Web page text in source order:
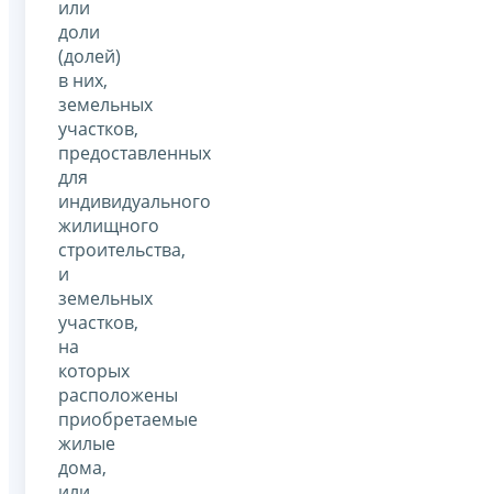
или
доли
(долей)
в них,
земельных
участков,
предоставленных
для
индивидуального
жилищного
строительства,
и
земельных
участков,
на
которых
расположены
приобретаемые
жилые
дома,